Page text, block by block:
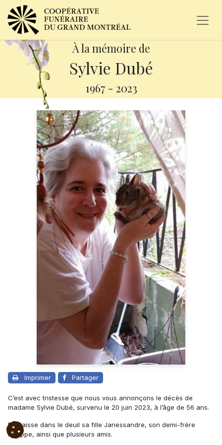
À la mémoire de
Sylvie Dubé
1967 - 2023
Imprimer Partager
C’est avec tristesse que nous vous annonçons le décès de
madame Sylvie Dubé, survenu le 20 juin 2023, à l’âge de 56 ans.
Elle laisse dans le deuil sa fille Janessandre, son demi-frère
Philippe, ainsi que plusieurs amis.